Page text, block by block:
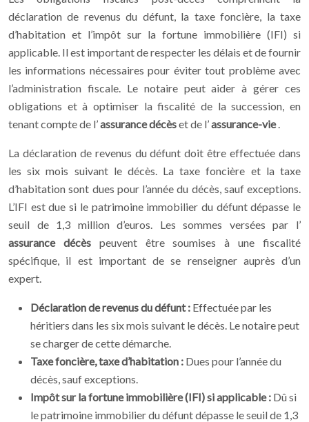
déclaration de revenus du défunt, la taxe foncière, la taxe
d’habitation et l’impôt sur la fortune immobilière (IFI) si
applicable. Il est important de respecter les délais et de fournir
les informations nécessaires pour éviter tout problème avec
l’administration fiscale. Le notaire peut aider à gérer ces
obligations et à optimiser la fiscalité de la succession, en
tenant compte de l’assurance décèset de l’assurance-vie.
La déclaration de revenus du défunt doit être effectuée dans
les six mois suivant le décès. La taxe foncière et la taxe
d’habitation sont dues pour l’année du décès, sauf exceptions.
L’IFI est due si le patrimoine immobilier du défunt dépasse le
seuil de 1,3 million d’euros. Les sommes versées par l’
assurance décès peuvent être soumises à une fiscalité
spécifique, il est important de se renseigner auprès d’un
expert.
Déclaration de revenus du défunt : Effectuée par les
héritiers dans les six mois suivant le décès. Le notaire peut
se charger de cette démarche.
Taxe foncière, taxe d’habitation : Dues pour l’année du
décès, sauf exceptions.
Impôt sur la fortune immobilière (IFI) si applicable : Dû si
le patrimoine immobilier du défunt dépasse le seuil de 1,3